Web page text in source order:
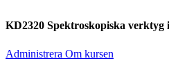
KD2320 Spektroskopiska verktyg
Administrera Om kursen